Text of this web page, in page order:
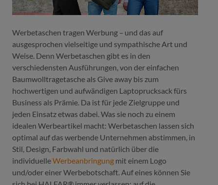
marine schwarz
Werbetaschen tragen Werbung – und das auf
ausgesprochen vielseitige und sympathische Art und
Weise. Denn Werbetaschen gibt es in den
verschiedensten Ausführungen, von der einfachen
Baumwolltragetasche als Give away bis zum
hochwertigen und aufwändigen Laptoprucksack fürs
Business als Prämie. Da ist für jede Zielgruppe und
jeden Einsatz etwas dabei. Was sie noch zu einem
idealen Werbeartikel macht: Werbetaschen lassen sich
optimal auf das werbende Unternehmen abstimmen, in
Stil, Design, Farbwahl und natürlich über die
individuelleWerbeanbringung mit einem Logo
und/oder einer Werbebotschaft. Auf eines können Sie